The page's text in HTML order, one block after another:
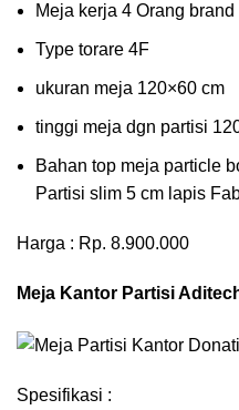
Meja kerja 4 Orang brand
Type torare 4F
ukuran meja 120×60 cm
tinggi meja dgn partisi
Bahan top meja particle
Partisi slim 5 cm lapis
Harga : Rp. 8.900.000
Meja Kantor Partisi
Spesifikasi :